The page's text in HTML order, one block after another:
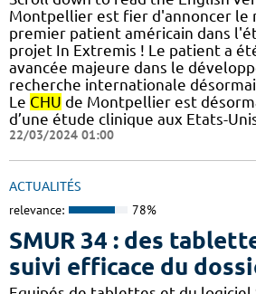
Montpellier est fier d'annoncer le
premier patient américain dans
projet In Extremis ! Le patient a
avancée majeure dans le
recherche internationale
Le CHU de Montpellier est
d’une étude clinique aux Etats-
22/03/2024 01:00
ACTUALITÉS
relevance: 78%
SMUR 34 : des
suivi efficace du